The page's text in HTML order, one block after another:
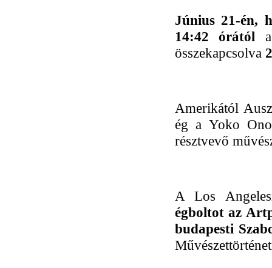
Június 21-én,
14:42 órától
összekapcsolva
Amerikától
ég a Yoko
résztvevő
A Los
égboltot az
budapesti